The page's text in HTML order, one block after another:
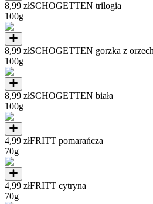
8,99 złSCHOGETTEN trilogia
100g
8,99 złSCHOGETTEN gorzka z
100g
8,99 złSCHOGETTEN biała
100g
4,99 złFRITT pomarańcza
70g
4,99 złFRITT cytryna
70g